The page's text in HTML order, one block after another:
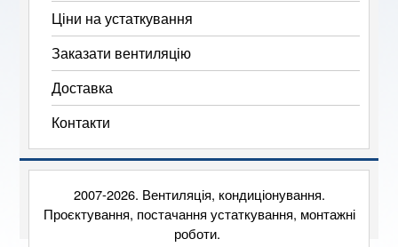
Ціни на устаткування
Заказати вентиляцію
Доставка
Контакти
2007-2026. Вентиляція, кондиціонування.
Проєктування, постачання устаткування, монтажні
роботи.